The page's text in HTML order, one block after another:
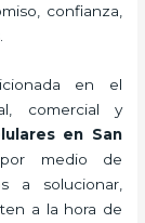
confianza,
en el
comercial y
en San
medio de
a solucionar,
a la hora de